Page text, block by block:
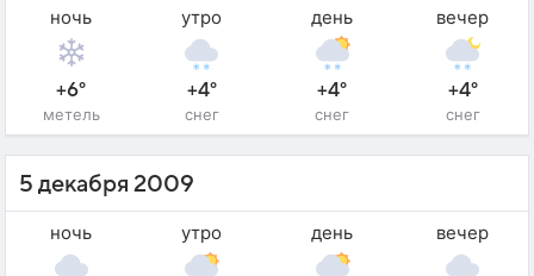
ночь
+6°
метель
утро
+4°
снег
день
+4°
снег
вечер
+4°
снег
5 декабря 2009
ночь утро день вечер